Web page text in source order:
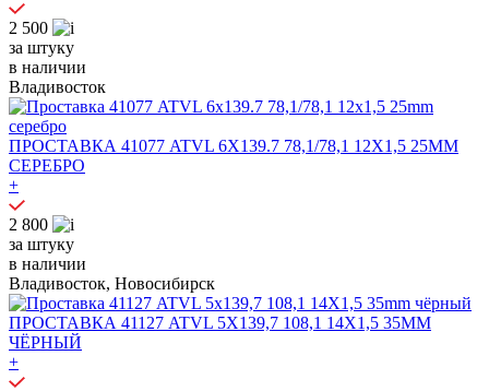
2 500
за штуку
в наличии
Владивосток
ПРОСТАВКА 41077 ATVL 6X139.7 78,1/78,1 12X1,5 25MM
СЕРЕБРО
+
2 800
за штуку
в наличии
Владивосток, Новосибирск
ПРОСТАВКА 41127 ATVL 5X139,7 108,1 14X1,5 35MM
ЧЁРНЫЙ
+